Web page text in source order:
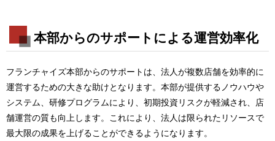
本部からのサポートによる運営効率化
フランチャイズ本部からのサポートは、法人が複数店舗を効率的に
運営するための大きな助けとなります。本部が提供するノウハウや
システム、研修プログラムにより、初期投資リスクが軽減され、店
舗運営の質も向上します。これにより、法人は限られたリソースで
最大限の成果を上げることができるようになります。